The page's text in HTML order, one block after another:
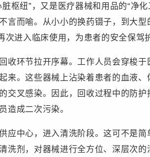
纽”，又是医疗器械和用品的“净化
言而喻。从小小的换药镊子，到大
次进入临床使用，为患者的安全保驾
环节拉开序幕。工作人员会穿梭于
来。这些器械上沾染着患者的血液
交叉感染。因此，回收过程中的防
造成二次污染。
中心，进入清洗阶段。这可不是简
洗剂，对器械进行全方位、深层次